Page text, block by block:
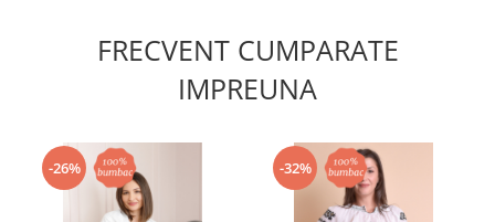
FRECVENT CUMPARATE
IMPREUNA
-26% -32%